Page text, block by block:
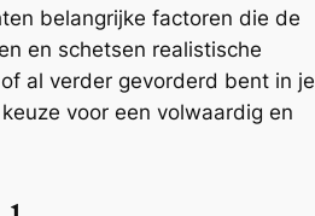
belangrijke factoren die de
en schetsen realistische
al verder gevorderd bent in je
voor een volwaardig en